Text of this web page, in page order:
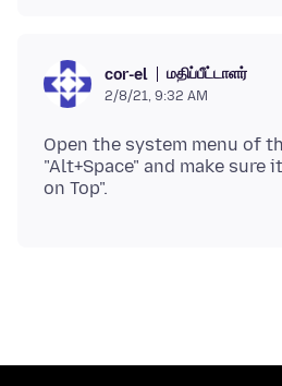
cor-el மதிப்பீட்டாளர்
2/8/21, 9:32 AM
Open the system menu of
"Alt+Space" and make sure